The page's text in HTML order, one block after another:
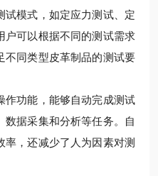
试模式，如定应力测试、定
户可以根据不同的测试需求
不同类型皮革制品的测试要
作功能，能够自动完成测试
数据采集和分析等任务。自
，还减少了人为因素对测